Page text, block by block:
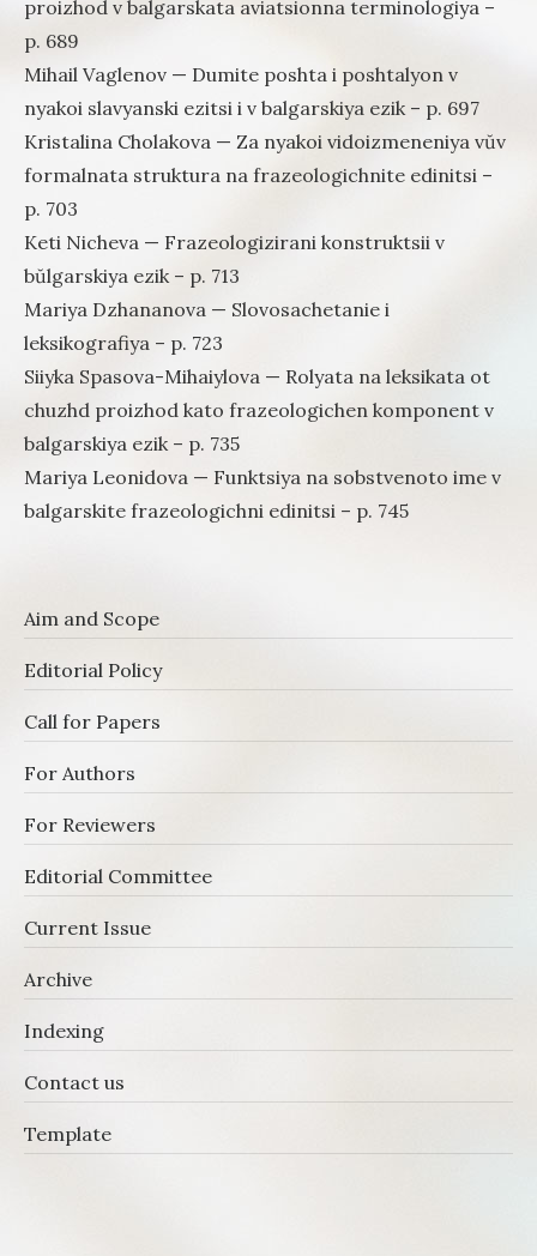
proizhod v balgarskata aviatsionna terminologiya –
p. 689
Mihail Vaglenov — Dumite poshta i poshtalyon v
nyakoi slavyanski ezitsi i v balgarskiya ezik – p. 697
Kristalina Cholakova — Za nyakoi vidoizmeneniya vŭv
formalnata struktura na frazeologichnite edinitsi –
p. 703
Keti Nicheva — Frazeologizirani konstruktsii v
bŭlgarskiya ezik – p. 713
Mariya Dzhananova — Slovosachetanie i
leksikografiya – p. 723
Siiyka Spasova-Mihaiylova — Rolyata na leksikata ot
chuzhd proizhod kato frazeologichen komponent v
balgarskiya ezik – p. 735
Mariya Leonidova — Funktsiya na sobstvenoto ime v
balgarskite frazeologichni edinitsi – p. 745
Aim and Scope
Editorial Policy
Call for Papers
For Authors
For Reviewers
Editorial Committee
Current Issue
Archive
Indexing
Contact us
Template